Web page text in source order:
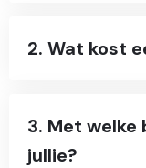
2. Wat kost
3. Met
jullie?